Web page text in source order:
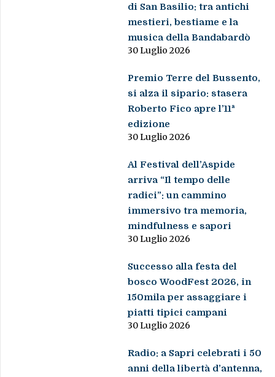
di San Basilio: tra antichi
mestieri, bestiame e la
musica della Bandabardò
30 Luglio 2026
Premio Terre del Bussento,
si alza il sipario: stasera
Roberto Fico apre l’11ª
edizione
30 Luglio 2026
Al Festival dell’Aspide
arriva “Il tempo delle
radici”: un cammino
immersivo tra memoria,
mindfulness e sapori
30 Luglio 2026
Successo alla festa del
bosco WoodFest 2026, in
150mila per assaggiare i
piatti tipici campani
30 Luglio 2026
Radio: a Sapri celebrati i 50
anni della libertà d’antenna,